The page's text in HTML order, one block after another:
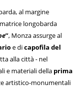
al margine
longobarda
”, Monza assurge al
e dicapofila del
alla città - nel
e materiali della prima
artistico-monumentali